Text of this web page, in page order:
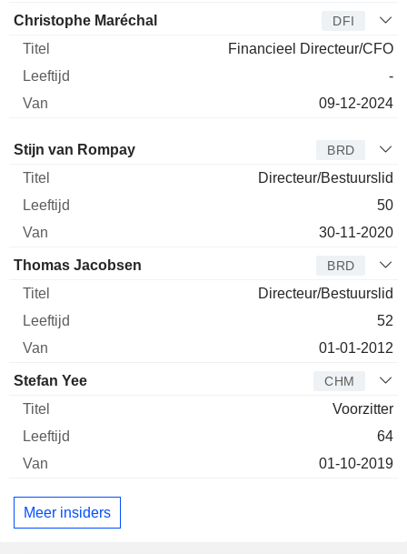
Christophe Maréchal DFI
Financieel Directeur/CFO
-
09-12-2024
Bestuurder Titel Leeftijd
Stijn van Rompay BRD
Directeur/Bestuurslid
50
30-11-2020
Thomas Jacobsen BRD
Directeur/Bestuurslid
52
01-01-2012
Stefan Yee CHM
Voorzitter
64
01-10-2019
Meer insiders